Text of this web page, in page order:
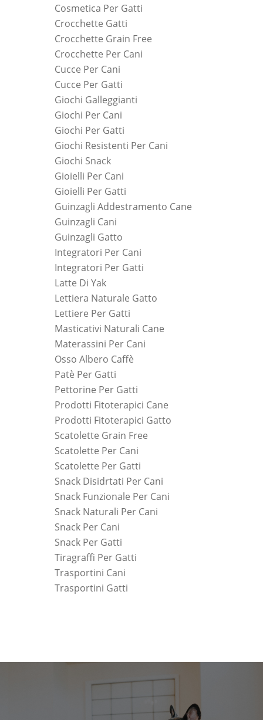
Cosmetica Per Gatti
Crocchette Gatti
Crocchette Grain Free
Crocchette Per Cani
Cucce Per Cani
Cucce Per Gatti
Giochi Galleggianti
Giochi Per Cani
Giochi Per Gatti
Giochi Resistenti Per Cani
Giochi Snack
Gioielli Per Cani
Gioielli Per Gatti
Guinzagli Addestramento Cane
Guinzagli Cani
Guinzagli Gatto
Integratori Per Cani
Integratori Per Gatti
Latte Di Yak
Lettiera Naturale Gatto
Lettiere Per Gatti
Masticativi Naturali Cane
Materassini Per Cani
Osso Albero Caffè
Patè Per Gatti
Pettorine Per Gatti
Prodotti Fitoterapici Cane
Prodotti Fitoterapici Gatto
Scatolette Grain Free
Scatolette Per Cani
Scatolette Per Gatti
Snack Disidrtati Per Cani
Snack Funzionale Per Cani
Snack Naturali Per Cani
Snack Per Cani
Snack Per Gatti
Tiragraffi Per Gatti
Trasportini Cani
Trasportini Gatti